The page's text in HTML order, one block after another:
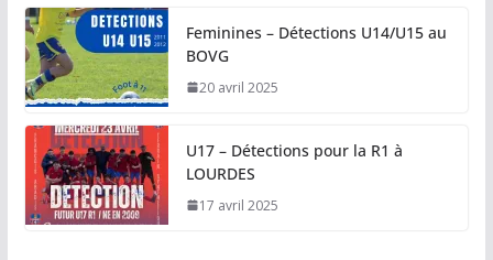
Feminines – Détections U14/U15 au
BOVG
20 avril 2025
U17 – Détections pour la R1 à
LOURDES
17 avril 2025